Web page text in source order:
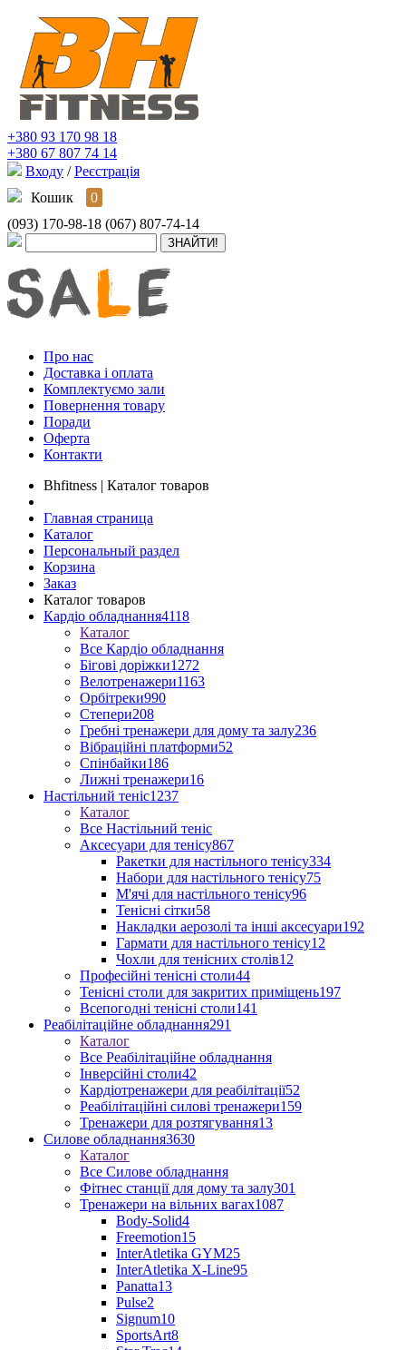
+380 93 170 98 18
+380 67 807 74 14
Входу / Реєстрація
Кошик
0
(093) 170-98-18 (067) 807-74-14
Про нас
Доставка і оплата
Комплектуємо зали
Повернення товару
Поради
Оферта
Контакти
Bhfitness | Каталог товаров
Главная страница
Каталог
Персональный раздел
Корзина
Заказ
Каталог товаров
Кардіо обладнання4118
Каталог
Все Кардіо обладнання
Бігові доріжки1272
Велотренажери1163
Орбітреки990
Степери208
Гребні тренажери для дому та залу236
Вібраційні платформи52
Спінбайки186
Лижні тренажери16
Настільний теніс1237
Каталог
Все Настільний теніс
Аксесуари для тенісу867
Ракетки для настільного тенісу334
Набори для настільного тенісу75
М'ячі для настільного тенісу96
Тенісні сітки58
Накладки аерозолі та інші аксесуари192
Гармати для настільного тенісу12
Чохли для тенісних столів12
Професійні тенісні столи44
Тенісні столи для закритих приміщень197
Всепогодні тенісні столи141
Реабілітаційне обладнання291
Каталог
Все Реабілітаційне обладнання
Інверсійні столи42
Кардіотренажери для реабілітації52
Реабілітаційні силові тренажери159
Тренажери для розтягування13
Силове обладнання3630
Каталог
Все Силове обладнання
Фітнес станції для дому та залу301
Тренажери на вільних вагах1087
Body-Solid4
Freemotion15
InterAtletika GYM25
InterAtletika X-Line95
Panatta13
Pulse2
Signum10
SportsArt8